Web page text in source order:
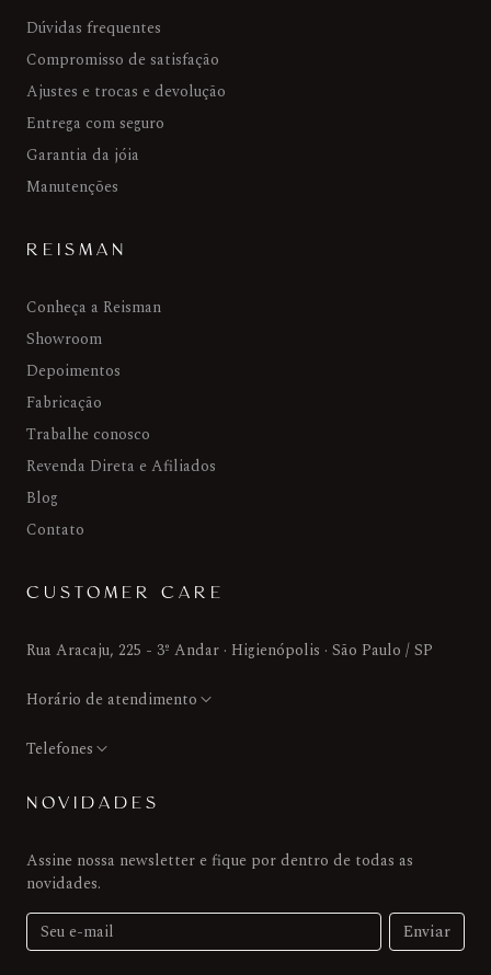
Dúvidas frequentes
Compromisso de satisfação
Ajustes e trocas e devolução
Entrega com seguro
Garantia da jóia
Manutenções
REISMAN
Conheça a Reisman
Showroom
Depoimentos
Fabricação
Trabalhe conosco
Revenda Direta e Afiliados
Blog
Contato
CUSTOMER CARE
Rua Aracaju, 225 - 3º Andar · Higienópolis · São Paulo / SP
Horário de atendimento
Telefones
NOVIDADES
Assine nossa newsletter e fique por dentro de todas as
novidades.
Enviar